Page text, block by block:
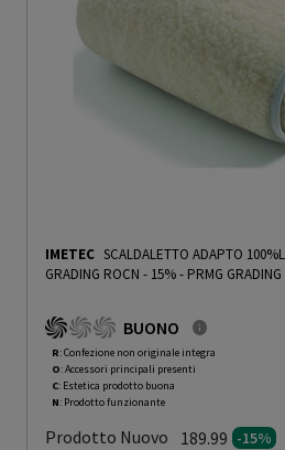
IMETEC SCALDALETTO ADAPTO
GRADING ROCN - 15%- PRMG
BUONO
R: Confezione non originale integra
O: Accessori principali presenti
C: Estetica prodotto buona
N: Prodotto funzionante
Prodotto Nuovo 189.99 -15%